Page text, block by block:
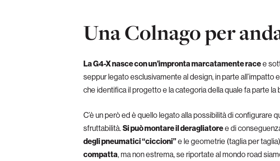
Una Colnago per
La G4-X nasce con un’impronta marcatamente racee
seppur legato esclusivamente al design, in parte all’impatto
che identifica il progetto e la categoria della quale fa parte la
C’è un però ed è quello legato alla possibilità di
sfruttabilità.Si può montare il deragliatoree di
degli pneumatici “ciccioni”e le geometrie (taglia per
compatta, ma non estrema, se riportate al mondo road